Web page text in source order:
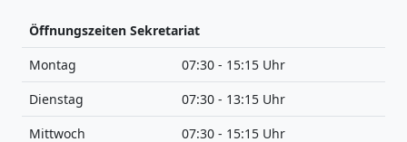
Öffnungszeiten Sekretariat
Montag
07:30 - 15:15 Uhr
Dienstag
07:30 - 13:15 Uhr
Mittwoch
07:30 - 15:15 Uhr